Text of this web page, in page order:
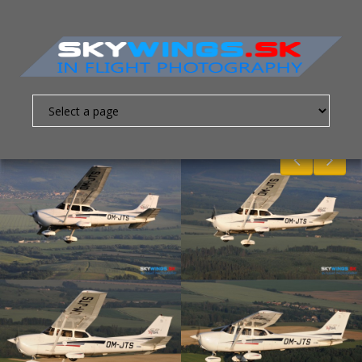
Nevyhnutne
nutné
súbory
cookies
Sú to
základné
súbory
cookies,
ktoré
umožňujú
pohybovať